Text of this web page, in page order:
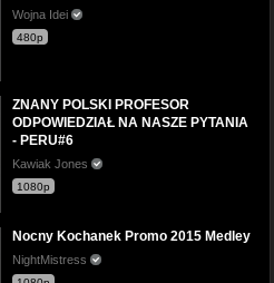
Wojna Idei
480p
ZNANY POLSKI PROFESOR
ODPOWIEDZIAŁ NA NASZE PYTANIA
- PERU#6
Kawiak Jones
1080p
Nocny Kochanek Promo 2015 Medley
NightMistress